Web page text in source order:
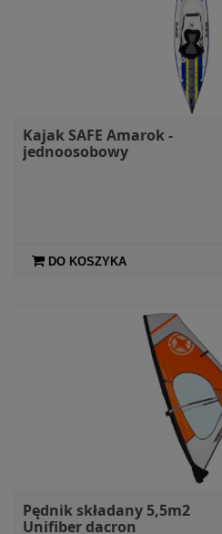
Kajak SAFE Amarok -
jednoosobowy
DO KOSZYKA
Pędnik składany 5,5m2
Unifiber dacron